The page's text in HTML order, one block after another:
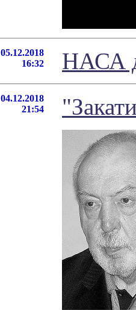
05.12.2018
16:32
НАСА
04.12.2018
21:54